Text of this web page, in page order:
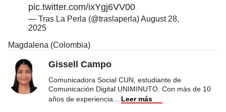
pic.twitter.com/ixYgj6VV00
— Tras La Perla (@traslaperla)August 28,
2025
Magdalena (Colombia)
Gissell Campo
Comunicadora Social CUN, estudiante de
Comunicación Digital UNIMINUTO. Con más de 10
años de experiencia
Leer más